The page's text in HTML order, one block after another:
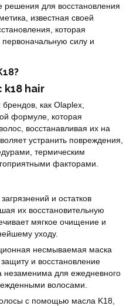
для восстановления
известная своей
которая
силу и
как Olaplex,
формуле, которая
восстанавливая их на
устранить повреждения,
термическим
факторами.
и остатков
их восстановительную
мягкое очищение и
уходу.
несмываемая маска
и восстановление
незаменима для ежедневного
волосами.
с помощью масла K18,